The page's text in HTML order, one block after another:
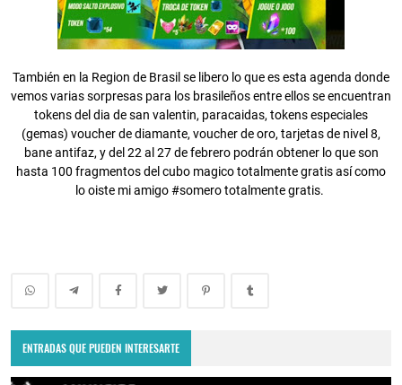
También en la Region de Brasil se libero lo que es esta agenda donde
vemos varias sorpresas para los brasileños entre ellos se encuentran
tokens del dia de san valentin, paracaidas, tokens especiales
(gemas) voucher de diamante, voucher de oro, tarjetas de nivel 8,
bane antifaz, y del 22 al 27 de febrero podrán obtener lo que son
hasta 100 fragmentos del cubo magico totalmente gratis así como
lo oiste mi amigo #somero totalmente gratis.
ENTRADAS QUE PUEDEN INTERESARTE